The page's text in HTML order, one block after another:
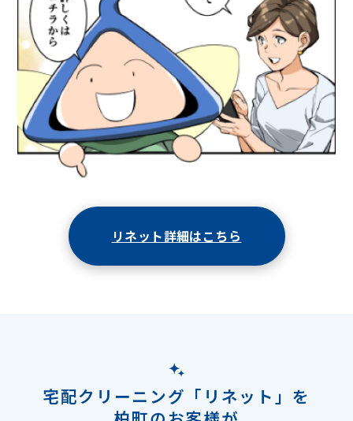
リネット詳細はこちら
宅配クリーニング「リネット」を